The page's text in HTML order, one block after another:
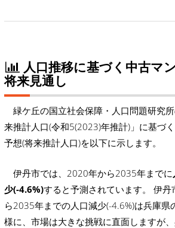
人口推移に基づく中古マ
将来見通し
緑ケ丘の国立社会保障・人口問題研究
来推計人口(令和5(2023)年推計)」に基づ
予想(将来推計人口)を以下に示します。
伊丹市では、2020年から2035年までに
少(-4.6%)すると予測されています。 伊
ら2035年までの人口減少(-4.6%)は兵庫県
様に、市場は大きな挑戦に直面しますが